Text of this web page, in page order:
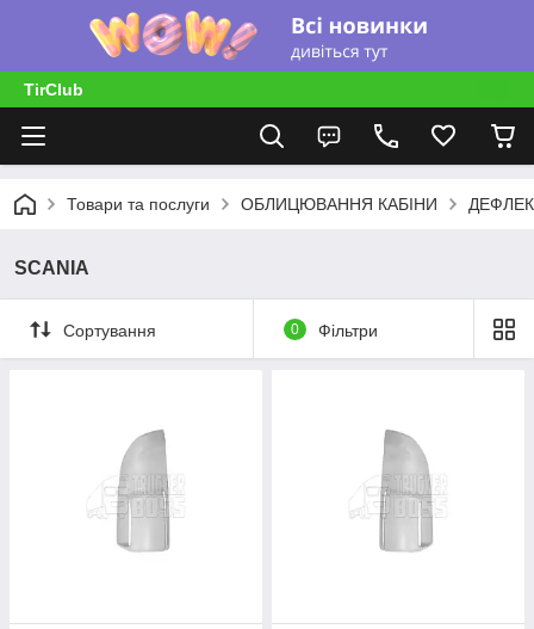
TirClub
Товари та послуги ОБЛИЦЮВАННЯ КАБІНИ
SCANIA
Сортування 0 Фільтри